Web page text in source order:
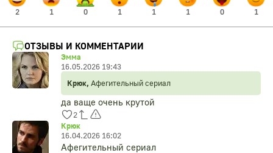
2 1 0 1 1 1 0 1
ОТЗЫВЫ И КОММЕНТАРИИ
Эмма
16.05.2026 19:43
Крюк, Афегительный сериал
да ваще очень крутой
2
Крюк
16.04.2026 16:02
Афегительный сериал